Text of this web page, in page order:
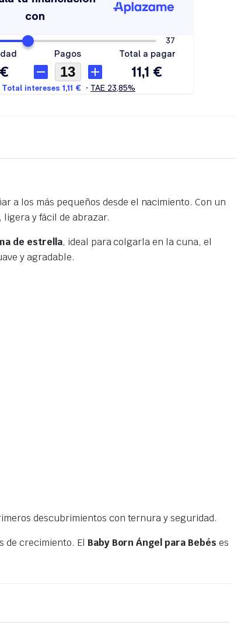
a los más pequeños desde el nacimiento. Con un
y fácil de abrazar.
de estrella, ideal para colgarla en la cuna, el
y agradable.
descubrimientos con ternura y seguridad.
de crecimiento. El Baby Born Ángel para Bebés es